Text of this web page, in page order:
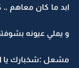
ابد ما كان معاهم ..
و يملي عيونه
مشعل :شخبارك يا